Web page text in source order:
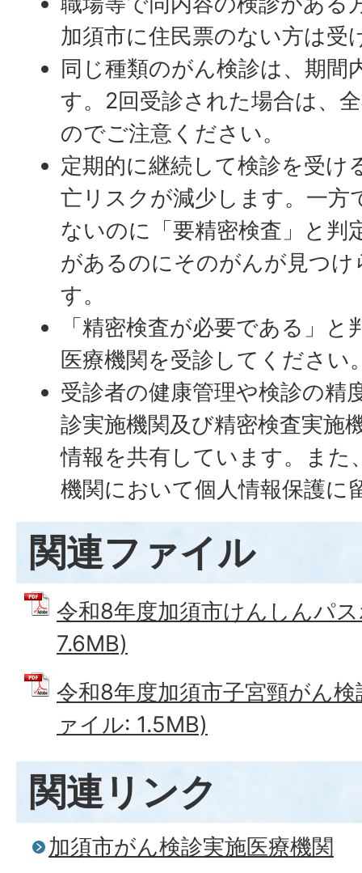
加須市に住民票のない方は受
同じ種類のがん検診は、期間
す。2回受診された場合は、
のでご注意ください。
定期的に継続して検診を受け
亡リスクが減少します。一方
ないのに「要精密検査」と判
があるのにそのがんが見つ
す。
「精密検査が必要である」
医療機関を受診してください
受診者の健康管理や検診の精
診実施機関及び精密検査実施
情報を共有しています。また
機関において個人情報保護に
関連ファイル
令和8年度加須市けんしんパ
7.6MB)
令和8年度加須市子宮頸がん
ァイル: 1.5MB)
関連リンク
加須市がん検診実施医療機関